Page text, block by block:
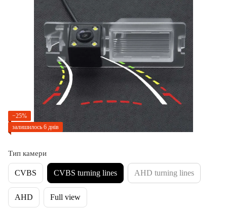
−25%
залишилось 6 днів
Тип камери
CVBS CVBS turning lines AHD turning lines
AHD Full view